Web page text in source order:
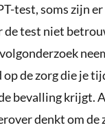
test, soms zijn
de test niet
de zorg die je
bevalling krijgt.
denkt om de